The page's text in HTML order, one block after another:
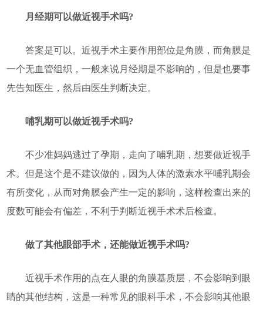
月经期可以做近视手术吗?
答案是可以。近视手术主要作用部位是角膜，而角膜是
一个无血管组织，一般来说月经期是不影响的，但是也要事
先告知医生，然后由医生判断决定。
哺乳期可以做近视手术吗?
不少准妈妈逃过了孕期，走向了哺乳期，想要做近视手
术。但是这个是不建议做的，因为人体的激素水平哺乳期会
有所变化，从而对角膜会产生一定的影响，这样检查出来的
度数可能会有偏差，不利于判断近视手术术后检查。
做了其他眼部手术，还能做近视手术吗?
近视手术作用的点在人眼的角膜基质层，不会影响到眼
睛的其他结构，这是一种常见的眼科手术，不会影响其他眼